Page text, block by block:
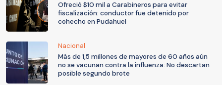
Ofreció $10 mil a Carabineros para evitar
fiscalización: conductor fue detenido por
cohecho en Pudahuel
Nacional
Más de 1,5 millones de mayores de 60 años aún
no se vacunan contra la influenza: No descartan
posible segundo brote